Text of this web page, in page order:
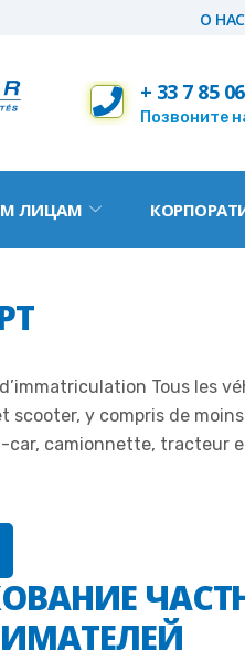
О НАС
+ 33 7 85
Позвоните
ЛИЦАМ
Tous les
scooter, y compris de
car, camionnette, tracteur